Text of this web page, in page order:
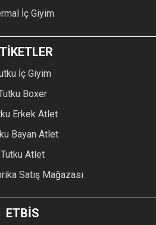
İç Giyim
İç Giyim
Boxer
Erkek Atlet
Bayan Atlet
Tutku Atlet
Satış Mağazası
ETBİS